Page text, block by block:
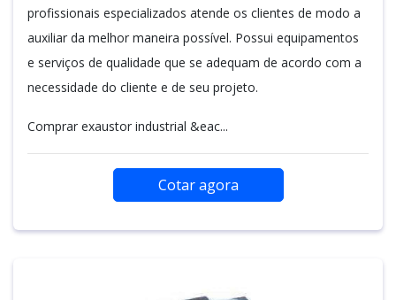
profissionais especializados atende os clientes de modo a
auxiliar da melhor maneira possível. Possui equipamentos
e serviços de qualidade que se adequam de acordo com a
necessidade do cliente e de seu projeto.
Comprar exaustor industrial &eac...
Cotar agora